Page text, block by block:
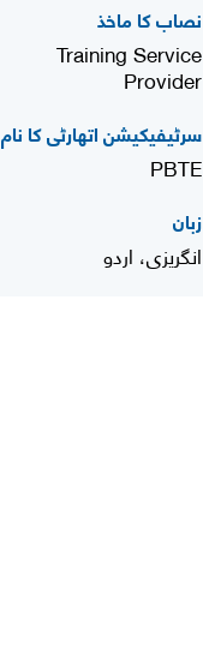
نصاب کا ماخذ
Training Service
Provider
سرٹیفیکیشن اتھارٹی کا نام
PBTE
زبان
انگریزی، اردو